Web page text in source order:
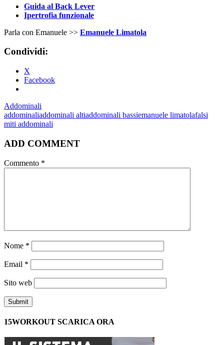
Guida al Back Lever
Ipertrofia funzionale
Parla con Emanuele >> Emanuele Limatola
Condividi:
X
Facebook
Addominali
addominaliaddominali altiaddominali bassiemanuele limatolafalsi
miti addominali
ADD COMMENT
Commento *
Nome *
Email *
Sito web
15WORKOUT SCARICA ORA